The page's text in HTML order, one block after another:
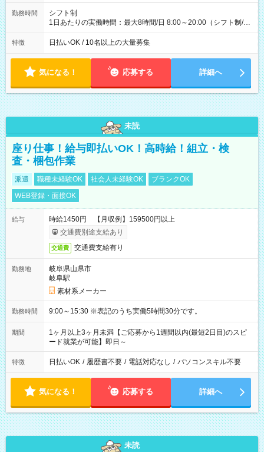
勤務時間
シフト制
1日あたりの実働時間：最大8時間/日 8:00～20:00（シフト制/実
働8時間） ※週5日勤務（場所次第では週4も有り） ※配達状況
によって時間外での勤務可能性有り ※案件により多少の前後あ
特徴 日払いOK / 10名以上の大量募集
気になる！ 応募する 詳細へ
未読
座り仕事！給与即払いOK！高時給！組立・検
査・梱包作業
派遣 職種未経験OK 社会人未経験OK
ブランクOK
WEB登録・面接OK
給与
時給1450円 【月収例】159500円以上
交通費別途支給あり
交通費 交通費支給有り
勤務地
岐阜県山県市
岐阜駅
素材系メーカー
勤務時間 9:00～15:30 ※表記のうち実働5時間30分です。
期間
1ヶ月以上3ヶ月未満【ご応募から1週間以内(最短2日目)のスピ
ード就業が可能】即日～
特徴 日払いOK / 履歴書不要 / 電話対応なし / パソコンスキル不要
気になる！ 応募する 詳細へ
未読